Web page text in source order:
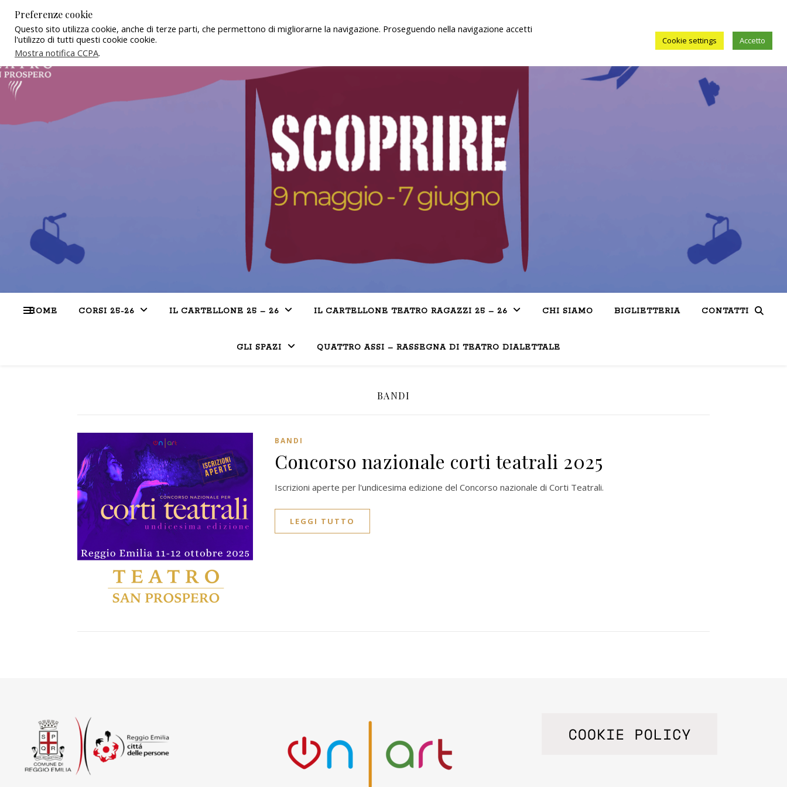
HOME CORSI 25-26 IL CARTELLONE 25 – 26 IL CARTELLONE TEATRO RAGAZZI 25 – 26 CHI SIAMO BIGLIETTERIA CONTATTI
GLI SPAZI QUATTRO ASSI – RASSEGNA DI TEATRO DIALETTALE
BANDI
BANDI
Concorso nazionale corti teatrali 2025
Iscrizioni aperte per l'undicesima edizione del Concorso nazionale di Corti Teatrali.
LEGGI TUTTO
Preferenze cookie
Questo sito utilizza cookie, anche di terze parti, che permettono di migliorarne la navigazione. Proseguendo nella navigazione accetti
l'utilizzo di tutti questi cookie cookie.
Mostra notifica CCPA.
Cookie settings Accetto